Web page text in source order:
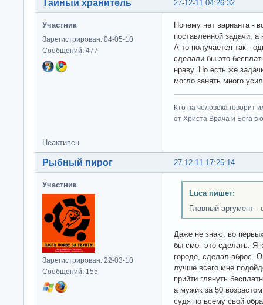
27-12-11 04:26:32
Тайный хранитель
Участник
Зарегистрирован: 04-05-10
Сообщений: 477
Почему нет варианта -
поставленной задачи,
А то получается так -
сделали бы это
нраву. Но есть же
могло занять много
Кто на человека говорит
от Христа Врача и Бога в
Неактивен
27-12-11 17:25:14
Рыбный пирог
Участник
Зарегистрирован: 22-03-10
Сообщений: 155
Luca пишет:
Главный аргумент -
Даже не знаю, во
бы смог это сделать. Я
городе, сделал вброс.
лучше всего мне
прийти глянуть
а мужик за 50
судя по всему свой